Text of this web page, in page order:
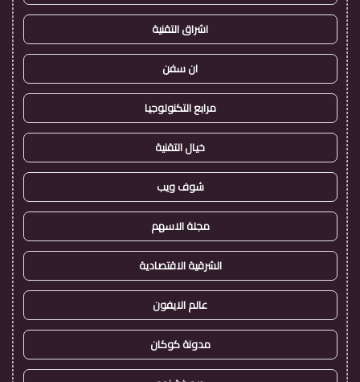
اشراق التقنية
ان سفن
مرابع التكنولوجيا
خيال التقنية
شوف ويب
مجلة الاسهم
الشرقية الاقتصادية
عالم الايفون
مدونة كوكان